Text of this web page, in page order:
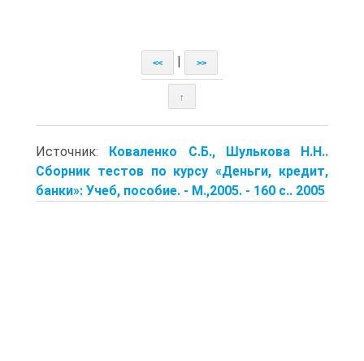
<< >>
↑
Источник: Коваленко С.Б., Шулькова Н.Н..
Сборник тестов по курсу «Деньги, кредит,
банки»: Учеб, пособие. - М.,2005. - 160 с.. 2005